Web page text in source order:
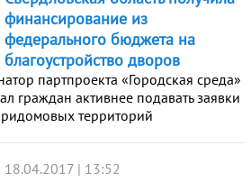
финансирование из
федерального бюджета на
благоустройство дворов
партпроекта «Городская среда»
граждан активнее подавать заявки
территорий
18.04.2017 | 13:52